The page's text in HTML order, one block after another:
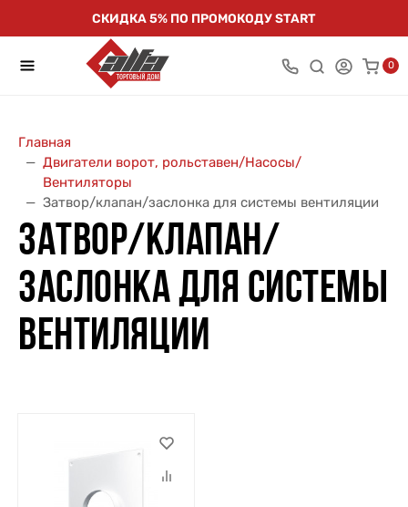
СКИДКА 5% ПО ПРОМОКОДУ START
0
Главная
Двигатели ворот, рольставен/Насосы/
Вентиляторы
Затвор/клапан/заслонка для системы вентиляции
ЗАТВОР/КЛАПАН/
ЗАСЛОНКА ДЛЯ СИСТЕМЫ
ВЕНТИЛЯЦИИ